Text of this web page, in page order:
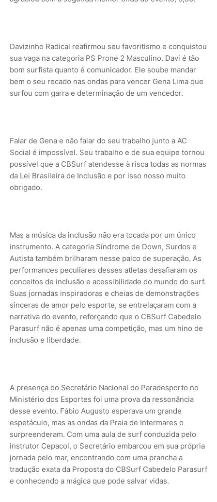
Davizinho Radical reafirmou seu favoritismo e conquistou
sua vaga na categoria PS Prone 2 Masculino. Davi é tão
bom surfista quanto é comunicador. Ele soube mandar
bem o seu recado nas ondas para vencer Gena Lima que
surfou com garra e determinação de um vencedor.
Falar de Gena e não falar do seu trabalho junto a AC
Social é impossível. Seu trabalho e de sua equipe tornou
possível que a CBSurf atendesse à risca todas as normas
da Lei Brasileira de Inclusão e por isso nosso muito
obrigado.
Mas a música da inclusão não era tocada por um único
instrumento. A categoria Síndrome de Down, Surdos e
Autista também brilharam nesse palco de superação. As
performances peculiares desses atletas desafiaram os
conceitos de inclusão e acessibilidade do mundo do surf.
Suas jornadas inspiradoras e cheias de demonstrações
sinceras de amor pelo esporte, se entrelaçaram com a
narrativa do evento, reforçando que o CBSurf Cabedelo
Parasurf não é apenas uma competição, mas um hino de
inclusão e liberdade.
A presença do Secretário Nacional do Paradesporto no
Ministério dos Esportes foi uma prova da ressonância
desse evento. Fábio Augusto esperava um grande
espetáculo, mas as ondas da Praia de Intermares o
surpreenderam. Com uma aula de surf conduzida pelo
instrutor Cepacol, o Secretário embarcou em sua própria
jornada pelo mar, encontrando com uma prancha a
tradução exata da Proposta do CBSurf Cabedelo Parasurf
e conhecendo a mágica que pode salvar vidas.